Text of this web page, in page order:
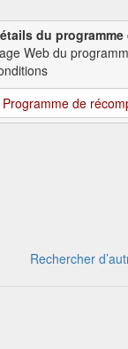
du
Web du
Programme de
Rechercher